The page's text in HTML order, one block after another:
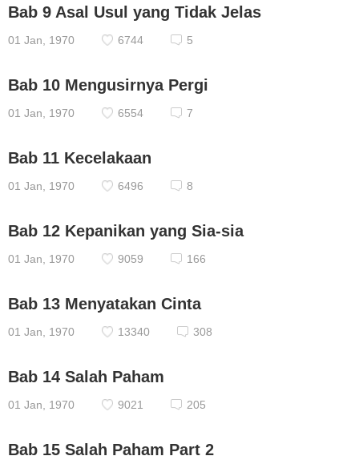
Bab 9 Asal Usul yang Tidak Jelas
01 Jan, 1970 6744 5
Bab 10 Mengusirnya Pergi
01 Jan, 1970 6554 7
Bab 11 Kecelakaan
01 Jan, 1970 6496 8
Bab 12 Kepanikan yang Sia-sia
01 Jan, 1970 9059 166
Bab 13 Menyatakan Cinta
01 Jan, 1970 13340 308
Bab 14 Salah Paham
01 Jan, 1970 9021 205
Bab 15 Salah Paham Part 2